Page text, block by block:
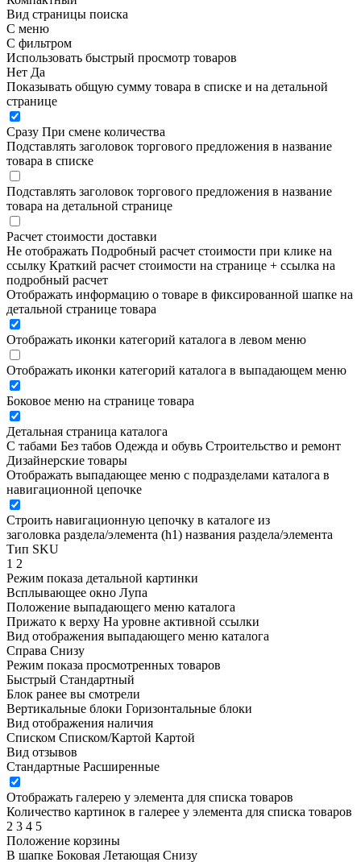
Вид страницы поиска
С меню
С фильтром
Использовать быстрый просмотр товаров
Нет Да
Показывать общую сумму товара в списке и на детальной
странице
Сразу При смене количества
Подставлять заголовок торгового предложения в название
товара в списке
Подставлять заголовок торгового предложения в название
товара на детальной странице
Расчет стоимости доставки
Не отображать Подробный расчет стоимости при клике на
ссылку Краткий расчет стоимости на странице + ссылка на
подробный расчет
Отображать информацию о товаре в фиксированной шапке на
детальной странице товара
Отображать иконки категорий каталога в левом меню
Отображать иконки категорий каталога в выпадающем меню
Боковое меню на странице товара
Детальная страница каталога
С табами Без табов Одежда и обувь Строительство и ремонт
Дизайнерские товары
Отображать выпадающее меню с подразделами каталога в
навигационной цепочке
Строить навигационную цепочку в каталоге из
заголовка раздела/элемента (h1) названия раздела/элемента
Тип SKU
1 2
Режим показа детальной картинки
Всплывающее окно Лупа
Положение выпадающего меню каталога
Прижато к верху На уровне активной ссылки
Вид отображения выпадающего меню каталога
Справа Снизу
Режим показа просмотренных товаров
Быстрый Стандартный
Блок ранее вы смотрели
Вертикальные блоки Горизонтальные блоки
Вид отображения наличия
Списком Списком/Картой Картой
Вид отзывов
Стандартные Расширенные
Отображать галерею у элемента для списка товаров
Количество картинок в галерее у элемента для списка товаров
2 3 4 5
Положение корзины
В шапке Боковая Летающая Снизу